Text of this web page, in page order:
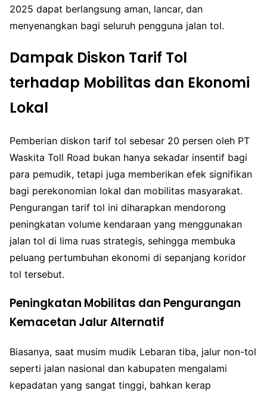
2025 dapat berlangsung aman, lancar, dan
menyenangkan bagi seluruh pengguna jalan tol.
Dampak Diskon Tarif Tol
terhadap Mobilitas dan Ekonomi
Lokal
Pemberian diskon tarif tol sebesar 20 persen oleh PT
Waskita Toll Road bukan hanya sekadar insentif bagi
para pemudik, tetapi juga memberikan efek signifikan
bagi perekonomian lokal dan mobilitas masyarakat.
Pengurangan tarif tol ini diharapkan mendorong
peningkatan volume kendaraan yang menggunakan
jalan tol di lima ruas strategis, sehingga membuka
peluang pertumbuhan ekonomi di sepanjang koridor
tol tersebut.
Peningkatan Mobilitas dan Pengurangan
Kemacetan Jalur Alternatif
Biasanya, saat musim mudik Lebaran tiba, jalur non-tol
seperti jalan nasional dan kabupaten mengalami
kepadatan yang sangat tinggi, bahkan kerap